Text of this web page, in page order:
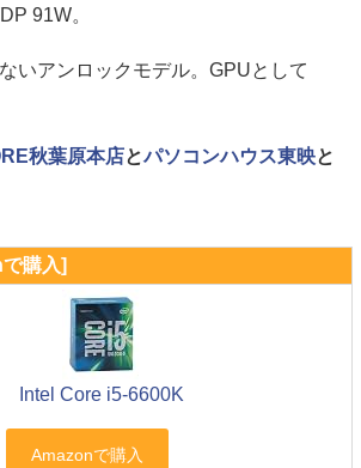
91W。
いアンロックモデル。GPUとして
秋葉原本店とパソコンハウス東映と
購入]
Intel Core i5-6600K